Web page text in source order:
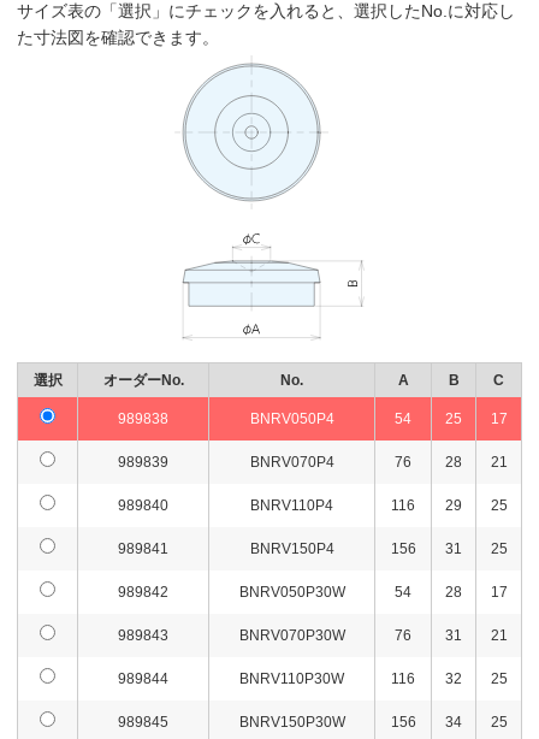
サイズ表の「選択」にチェックを入れると、選択したNo.に対応し
た寸法図を確認できます。
選択 オーダーNo. No. A B C
989838 BNRV050P4 54 25 17
989839 BNRV070P4 76 28 21
989840 BNRV110P4 116 29 25
989841 BNRV150P4 156 31 25
989842 BNRV050P30W 54 28 17
989843 BNRV070P30W 76 31 21
989844 BNRV110P30W 116 32 25
989845 BNRV150P30W 156 34 25